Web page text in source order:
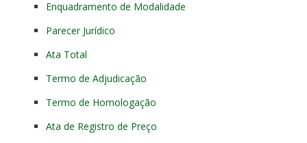
Enquadramento de Modalidade
Parecer Jurídico
Ata Total
Termo de Adjudicação
Termo de Homologação
Ata de Registro de Preço